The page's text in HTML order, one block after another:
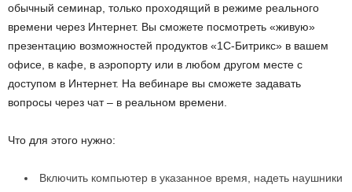
обычный семинар, только проходящий в режиме реального
времени через Интернет. Вы сможете посмотреть «живую»
презентацию возможностей продуктов «1С-Битрикс» в вашем
офисе, в кафе, в аэропорту или в любом другом месте с
доступом в Интернет. На вебинаре вы сможете задавать
вопросы через чат – в реальном времени.
Что для этого нужно:
Включить компьютер в указанное время, надеть наушники